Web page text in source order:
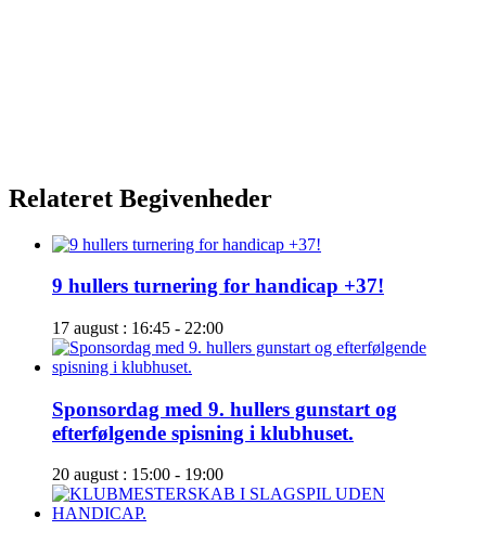
Relateret Begivenheder
9 hullers turnering for handicap +37!
17 august : 16:45 - 22:00
Sponsordag med 9. hullers gunstart og
efterfølgende spisning i klubhuset.
20 august : 15:00 - 19:00